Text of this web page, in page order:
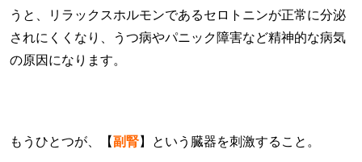
うと、リラックスホルモンであるセロトニンが正常に分泌
されにくくなり、うつ病やパニック障害など精神的な病気
の原因になります。
もうひとつが、【副腎】という臓器を刺激すること。